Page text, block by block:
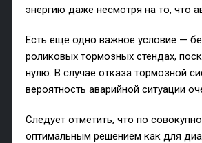
энергию даже несмотря на то, что
Есть еще одно важное условие —
роликовых тормозных стендах,
нулю. В случае отказа тормозной
вероятность аварийной ситуации
Следует отметить, что по
оптимальным решением как для